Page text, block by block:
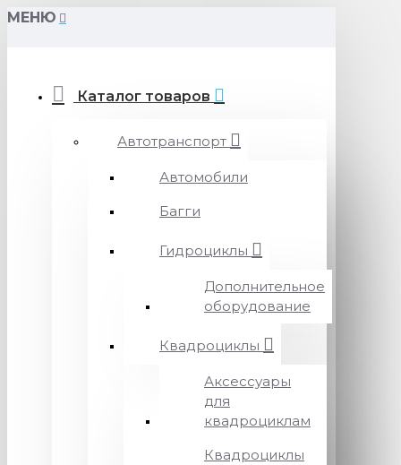
МЕНЮ
Каталог товаров
Автотранспорт
Автомобили
Багги
Гидроциклы
Дополнительное
оборудование
Квадроциклы
Аксессуары
для
квадроциклам
Квадроциклы